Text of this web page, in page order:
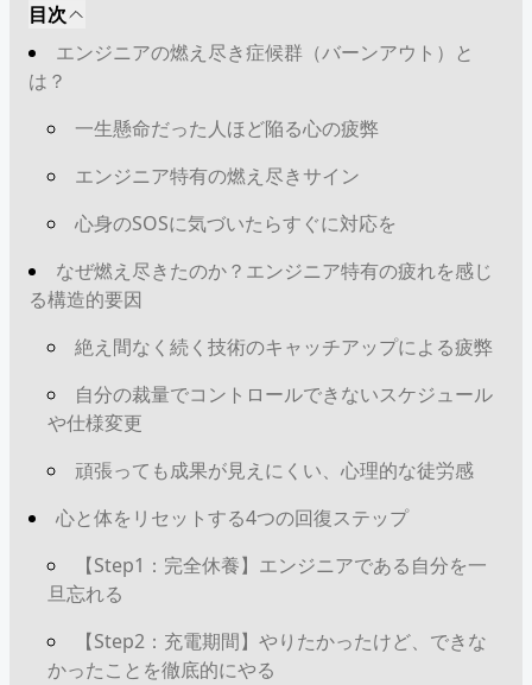
目次
エンジニアの燃え尽き症候群（バーンアウト）と
は？
一生懸命だった人ほど陥る心の疲弊
エンジニア特有の燃え尽きサイン
心身のSOSに気づいたらすぐに対応を
なぜ燃え尽きたのか？エンジニア特有の疲れを感じ
る構造的要因
絶え間なく続く技術のキャッチアップによる疲弊
自分の裁量でコントロールできないスケジュール
や仕様変更
頑張っても成果が見えにくい、心理的な徒労感
心と体をリセットする4つの回復ステップ
【Step1：完全休養】エンジニアである自分を一
旦忘れる
【Step2：充電期間】やりたかったけど、できな
かったことを徹底的にやる